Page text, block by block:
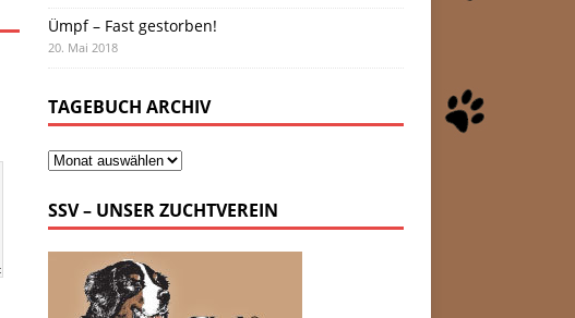
Ümpf – Fast gestorben!
20. Mai 2018
TAGEBUCH ARCHIV
SSV – UNSER ZUCHTVEREIN